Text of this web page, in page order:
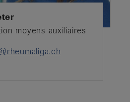
moyens auxiliaires